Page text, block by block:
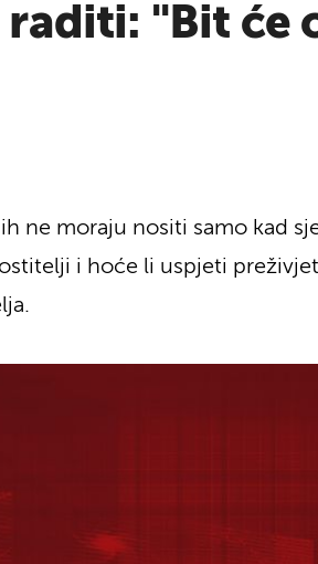
"Bit će
ne moraju nositi samo kad
i hoće li uspjeti